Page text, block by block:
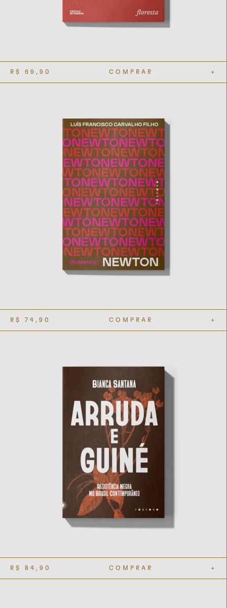
R$ 69,90 COMPRAR +
R$ 74,90 COMPRAR +
R$ 84,90 COMPRAR +